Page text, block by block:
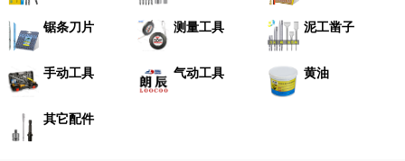
锯条刀片 测量工具 泥工凿子
手动工具 气动工具 黄油
其它配件